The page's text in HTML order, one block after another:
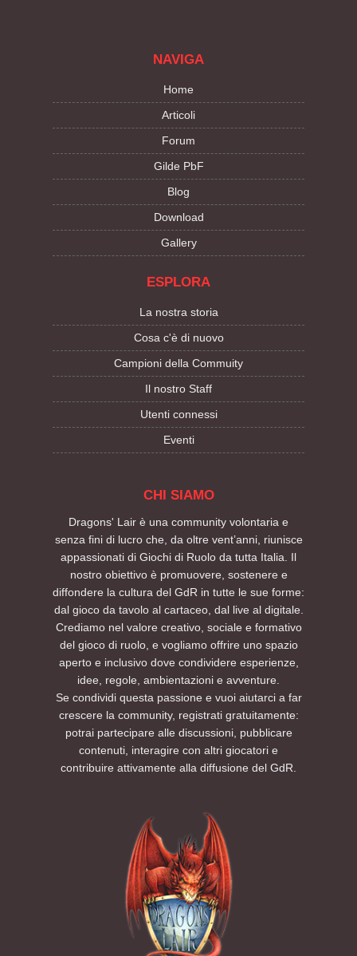
NAVIGA
Home
Articoli
Forum
Gilde PbF
Blog
Download
Gallery
ESPLORA
La nostra storia
Cosa c'è di nuovo
Campioni della Commuity
Il nostro Staff
Utenti connessi
Eventi
CHI SIAMO
Dragons' Lair è una community volontaria e
senza fini di lucro che, da oltre vent’anni, riunisce
appassionati di Giochi di Ruolo da tutta Italia. Il
nostro obiettivo è promuovere, sostenere e
diffondere la cultura del GdR in tutte le sue forme:
dal gioco da tavolo al cartaceo, dal live al digitale.
Crediamo nel valore creativo, sociale e formativo
del gioco di ruolo, e vogliamo offrire uno spazio
aperto e inclusivo dove condividere esperienze,
idee, regole, ambientazioni e avventure.
Se condividi questa passione e vuoi aiutarci a far
crescere la community, registrati gratuitamente:
potrai partecipare alle discussioni, pubblicare
contenuti, interagire con altri giocatori e
contribuire attivamente alla diffusione del GdR.